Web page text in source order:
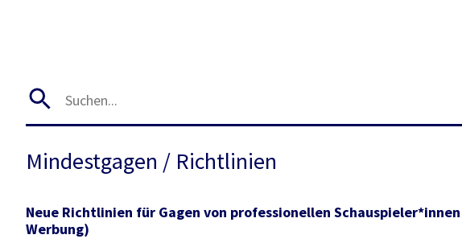
Mindestgagen / Richtlinien
Neue Richtlinien für Gagen von professionellen
Werbung)